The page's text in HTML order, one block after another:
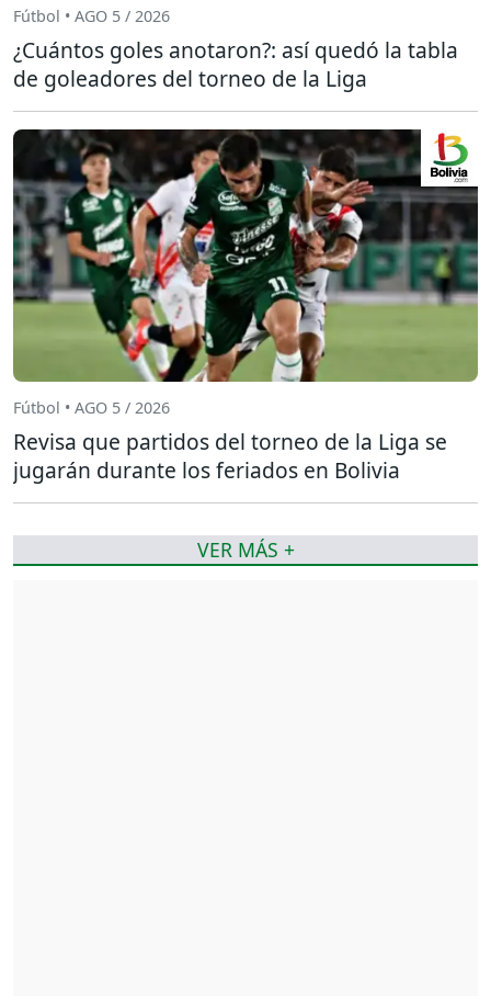
Fútbol • AGO 5 / 2026
¿Cuántos goles anotaron?: así quedó la tabla
de goleadores del torneo de la Liga
Fútbol • AGO 5 / 2026
Revisa que partidos del torneo de la Liga se
jugarán durante los feriados en Bolivia
VER MÁS +